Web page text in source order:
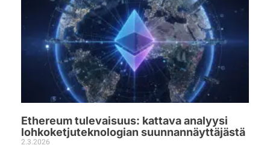
Ethereum tulevaisuus: kattava analyysi
lohkoketjuteknologian suunnannäyttäjästä
2.3.2026